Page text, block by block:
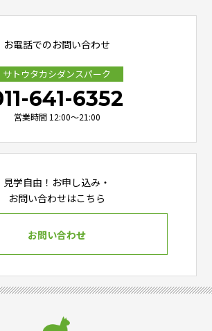
お電話でのお問い合わせ
サトウタカシダンスパーク
641-6352
営業時間 12:00～21:00
見学自由！お申し込み・
お問い合わせはこちら
お問い合わせ